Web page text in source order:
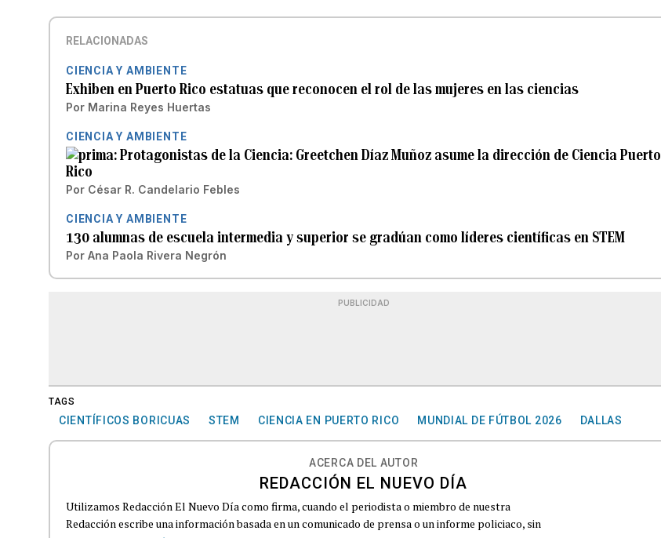
RELACIONADAS
CIENCIA Y AMBIENTE
Exhiben en Puerto Rico estatuas que reconocen el rol de las mujeres en las ciencias
Por Marina Reyes Huertas
CIENCIA Y AMBIENTE
Protagonistas de la Ciencia: Greetchen Díaz Muñoz asume la dirección de Ciencia Puerto
Rico
Por César R. Candelario Febles
CIENCIA Y AMBIENTE
130 alumnas de escuela intermedia y superior se gradúan como líderes científicas en STEM
Por Ana Paola Rivera Negrón
PUBLICIDAD
TAGS
CIENTÍFICOS BORICUAS STEM CIENCIA EN PUERTO RICO MUNDIAL DE FÚTBOL 2026 DALLAS
ACERCA DEL AUTOR
REDACCIÓN EL NUEVO DÍA
Utilizamos Redacción El Nuevo Día como firma, cuando el periodista o miembro de nuestra
Redacción escribe una información basada en un comunicado de prensa o un informe policiaco, sin